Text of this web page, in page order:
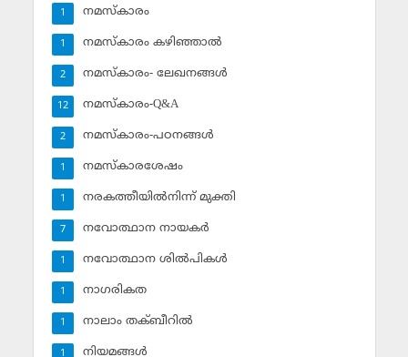
നമസ്‌കാരം
1
നമസ്‌കാരം കഴിഞ്ഞാല്‍
1
നമസ്‌കാരം- ലേഖനങ്ങള്‍
2
നമസ്‌കാരം-Q&A
12
നമസ്‌കാരം-പഠനങ്ങള്‍
2
നമസ്‌കാരശേഷം
1
നരകത്തീയില്‍നിന്ന് മുക്തി
1
നവോത്ഥാന നായകര്‍
7
നവോത്ഥാന ശില്‍പികള്‍
1
നാഗരികത
1
നാലാം തക്ബീറില്‍
1
നിയമങ്ങള്‍
1